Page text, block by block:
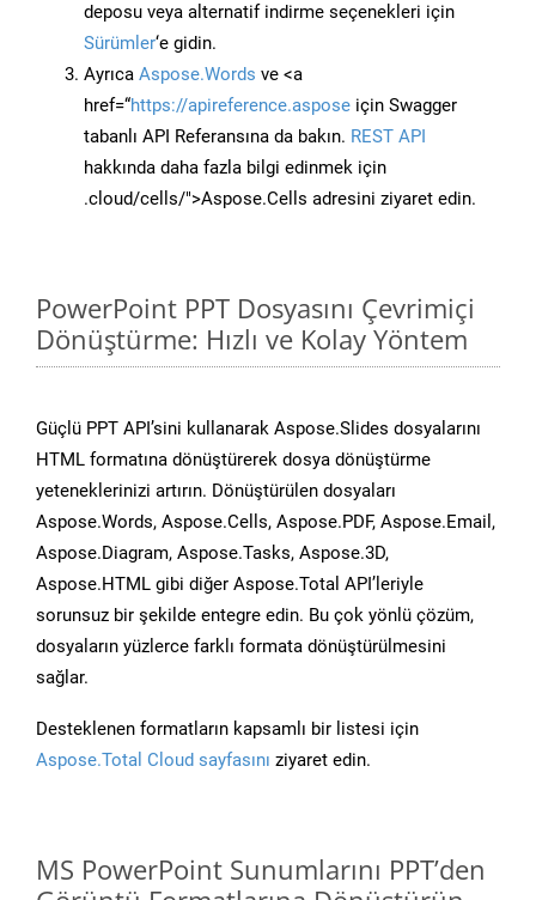
deposu veya alternatif indirme seçenekleri için
Sürümler‘e gidin.
Ayrıca Aspose.Words ve <a
href=“https://apireference.aspose için Swagger
tabanlı API Referansına da bakın. REST API
hakkında daha fazla bilgi edinmek için
.cloud/cells/">Aspose.Cells adresini ziyaret edin.
PowerPoint PPT Dosyasını Çevrimiçi
Dönüştürme: Hızlı ve Kolay Yöntem
Güçlü PPT API’sini kullanarak Aspose.Slides dosyalarını
HTML formatına dönüştürerek dosya dönüştürme
yeteneklerinizi artırın. Dönüştürülen dosyaları
Aspose.Words, Aspose.Cells, Aspose.PDF, Aspose.Email,
Aspose.Diagram, Aspose.Tasks, Aspose.3D,
Aspose.HTML gibi diğer Aspose.Total API’leriyle
sorunsuz bir şekilde entegre edin. Bu çok yönlü çözüm,
dosyaların yüzlerce farklı formata dönüştürülmesini
sağlar.
Desteklenen formatların kapsamlı bir listesi için
Aspose.Total Cloud sayfasını ziyaret edin.
MS PowerPoint Sunumlarını PPT’den